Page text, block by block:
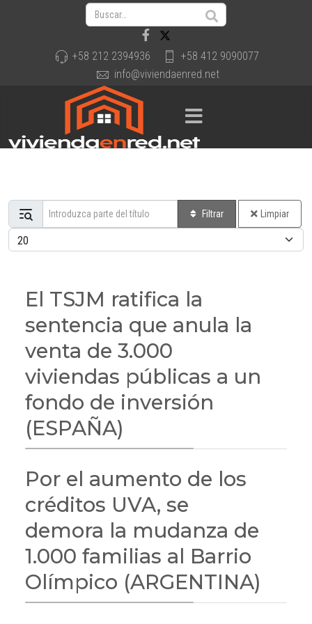
+58 212 2394936
+58 412 9090077
info@viviendaenred.net
Introduzca parte del título Filtrar Limpiar
Cantidad a mostrar
El TSJM ratifica la
sentencia que anula la
venta de 3.000
viviendas públicas a un
fondo de inversión
(ESPAÑA)
Por el aumento de los
créditos UVA, se
demora la mudanza de
1.000 familias al Barrio
Olímpico (ARGENTINA)